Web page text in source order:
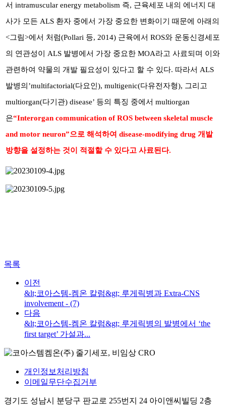
서 intramuscular energy metabolism 즉, 근육세포 내의 에너지 대
사가 모든 ALS 환자 중에서 가장 중요한 변화이기 때문에 아래의
<그림>에서 처럼(Pollari 등, 2014) 근육에서 ROS와 운동신경세포
의 연관성이 ALS 발병에서 가장 중요한 MOA라고 사료되며 이와
관련하여 약물의 개발 필요성이 있다고 할 수 있다. 따라서 ALS
발병의’multifactorial(다요인), multigenic(다유전자형), 그리고
multiorgan(다기관) disease’ 등의 특징 중에서 multiorgan
은“Interorgan communication of ROS between skeletal muscle
and motor neuron”으로 해석하여 disease-modifying drug 개발
방향을 설정하는 것이 적절할 수 있다고 사료된다.
목록
이전
&lt;코아스템-켐온 칼럼&gt; 루게릭병과 Extra-CNS
involvement - (7)
다음
&lt;코아스템-켐온 칼럼&gt; 루게릭병의 발병에서 ‘the
first target’ 가설과...
개인정보처리방침
이메일무단수집거부
경기도 성남시 분당구 판교로 255번지 24 아이앤씨빌딩 2층